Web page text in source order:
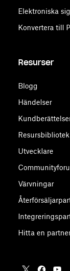
Elektroniska
Konvertera till
Resurser
Blogg
Händelser
Resursbibliotek
Utvecklare
Värvningar
Hitta en